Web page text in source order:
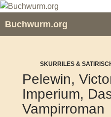
Zum
springen
Buchwurm.org
SKURRILES &
Pelewin,
Imperium,
Vampirroman